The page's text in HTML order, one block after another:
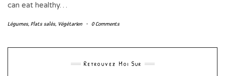
can eat healthy…
Légumes, Plats salés, Végétarien - 0 Comments
Retrouvez Moi Sur